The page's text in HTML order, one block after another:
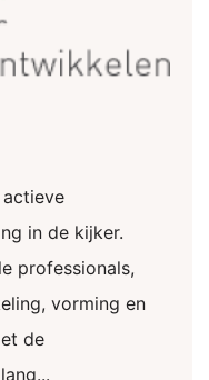
actieve
in de kijker.
professionals,
vorming en
de